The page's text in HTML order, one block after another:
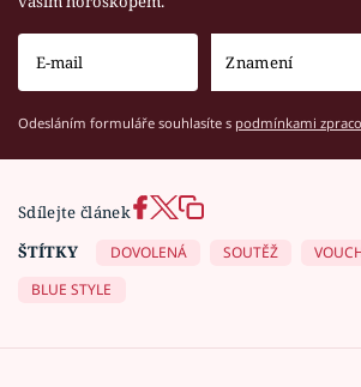
Odesláním formuláře souhlasíte s podmínkami
Sdílejte článek
ŠTÍTKY
DOVOLENÁ SOUTĚŽ
BLUE STYLE